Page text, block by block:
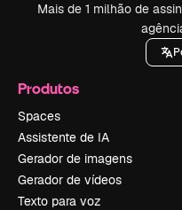
Mais de 1 milhão de
Produtos
Spaces
Assistente de IA
Gerador de imagens
Gerador de vídeos
Texto para voz